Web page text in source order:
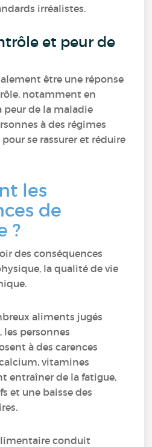
irréalistes.
et peur de
être une réponse
notamment en
peur de la maladie
à des régimes
se rassurer et réduire
les
de
?
des conséquences
la qualité de vie
aliments jugés
personnes
à des carences
vitamines
entraîner de la fatigue,
et une baisse des
conduit